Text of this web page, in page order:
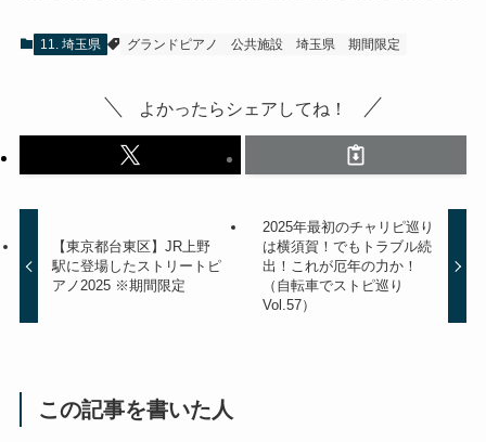
11. 埼玉県 グランドピアノ 公共施設 埼玉県 期間限定
よかったらシェアしてね！
【東京都台東区】JR上野
駅に登場したストリートピ
アノ2025 ※期間限定
2025年最初のチャリピ巡り
は横須賀！でもトラブル続
出！これが厄年の力か！
（自転車でストピ巡り
Vol.57）
この記事を書いた人